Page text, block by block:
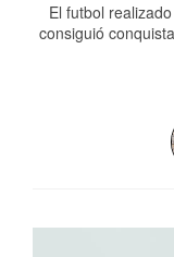
El futbol
consiguió